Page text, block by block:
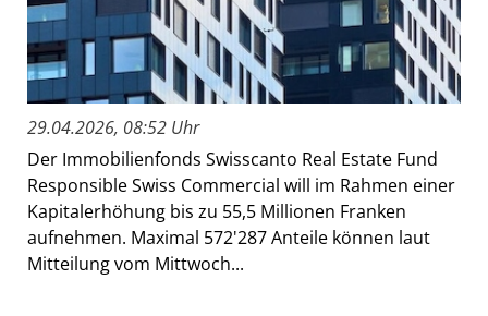
29.04.2026, 08:52 Uhr
Der Immobilienfonds Swisscanto Real Estate Fund
Responsible Swiss Commercial will im Rahmen einer
Kapitalerhöhung bis zu 55,5 Millionen Franken
aufnehmen. Maximal 572'287 Anteile können laut
Mitteilung vom Mittwoch...